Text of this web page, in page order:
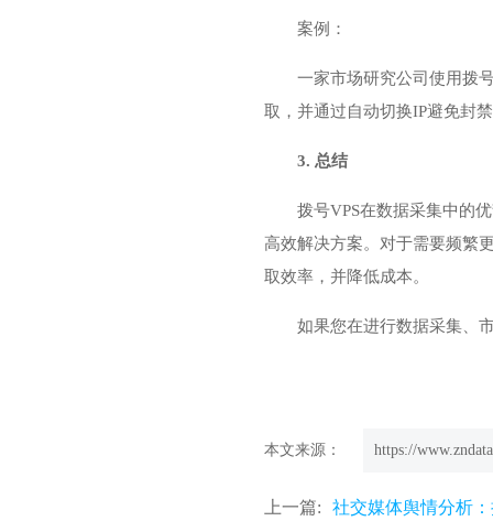
案例：
一家市场研究公司使用拨
取，并通过自动切换IP避免封
3. 总结
拨号VPS在数据采集中的
高效解决方案。对于需要频繁
取效率，并降低成本。
如果您在进行数据采集、
本文来源： https://
上一篇: 社交媒体舆情分析